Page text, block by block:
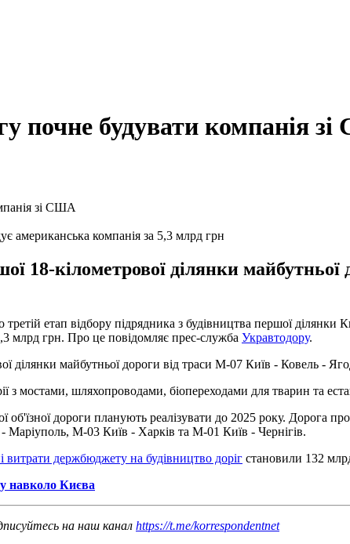
почне будувати компанія
американська компанія за 5,3 млрд грн
18-кілометрової ділянки
етап відбору підрядника з будівництва першої
млрд грн. Про це повідомляє прес-служба Укравтодору.
ділянки майбутньої дороги від траси М-07 Київ - Ковель -
з мостами, шляхопроводами, біопереходами для тварин та
об'їзної дороги планують реалізувати до 2025 року.
М-03 Київ - Харків та М-01 Київ - Чернігів.
витрати держбюджету на будівництво доріг становили 132
навколо Києва
на наш канал https://t.me/korrespondentnet